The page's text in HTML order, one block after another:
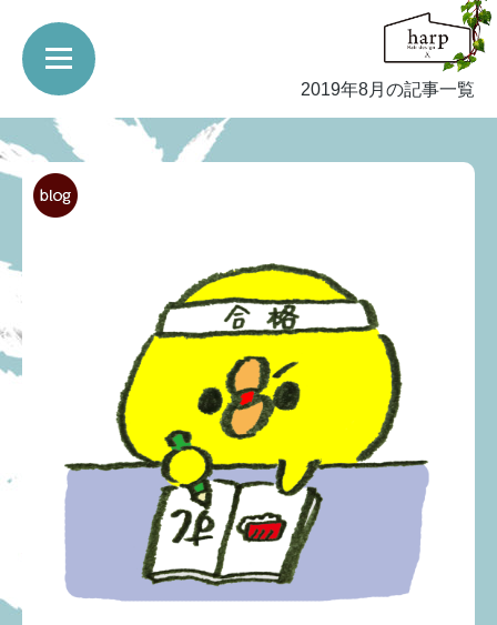
2019年8月の記事一覧